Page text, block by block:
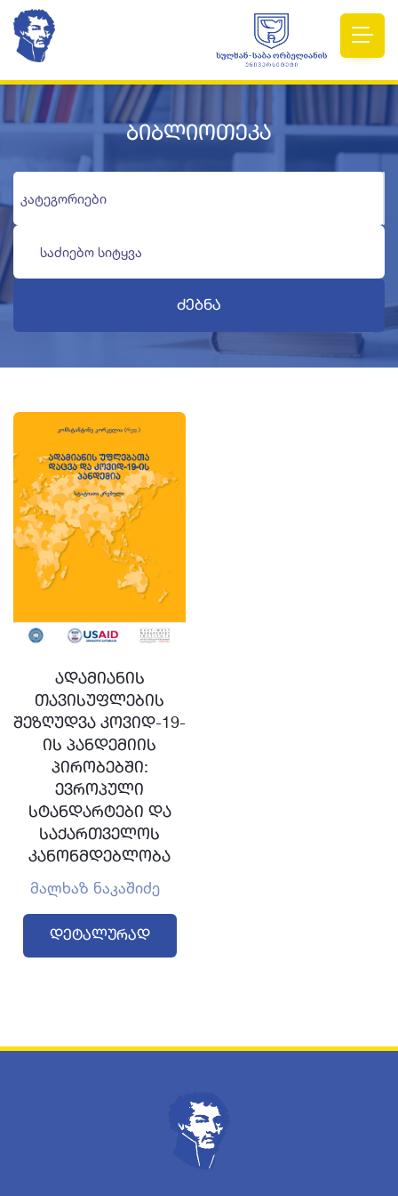
ბიბლიოთეკა
Ძებნა
ადამიანის
თავისუფლების
შეზღუდვა კოვიდ-19-
ის პანდემიის
პირობებში:
ევროპული
სტანდარტები და
საქართველოს
კანონმდებლობა
მალხაზ ნაკაშიძე
Დეტალურად